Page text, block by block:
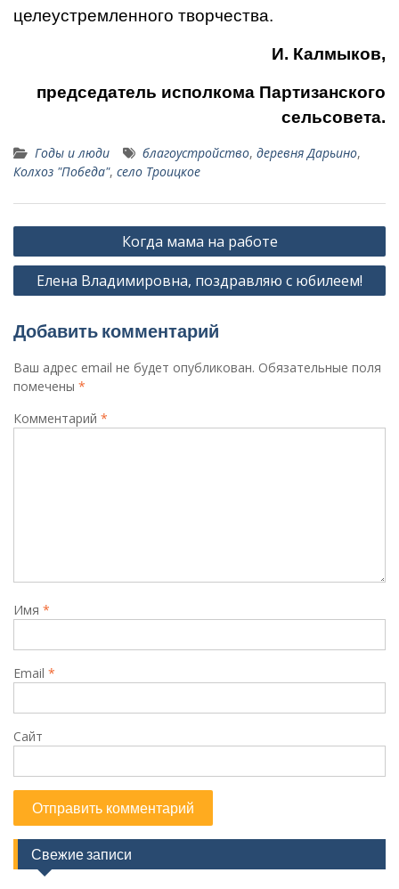
целеустремленного творчества.
И. Калмыков,
председатель исполкома Партизанского
сельсовета.
Годы и люди благоустройство, деревня Дарьино,
Колхоз "Победа", село Троицкое
Навигация
по
записям
Когда мама на работе
Елена Владимировна, поздравляю с юбилеем!
Добавить комментарий
Ваш адрес email не будет опубликован. Обязательные поля
помечены *
Комментарий *
Имя *
Email *
Сайт
Свежие записи